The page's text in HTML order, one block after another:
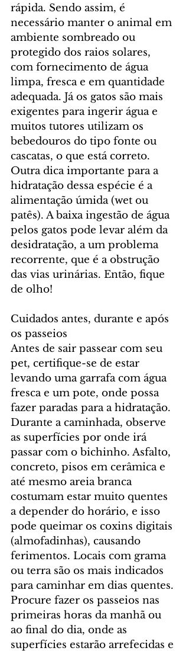
rápida. Sendo assim, é
necessário manter o animal em
ambiente sombreado ou
protegido dos raios solares,
com fornecimento de água
limpa, fresca e em quantidade
adequada. Já os gatos são mais
exigentes para ingerir água e
muitos tutores utilizam os
bebedouros do tipo fonte ou
cascatas, o que está correto.
Outra dica importante para a
hidratação dessa espécie é a
alimentação úmida (wet ou
patês). A baixa ingestão de água
pelos gatos pode levar além da
desidratação, a um problema
recorrente, que é a obstrução
das vias urinárias. Então, fique
de olho!
Cuidados antes, durante e após
os passeios
Antes de sair passear com seu
pet, certifique-se de estar
levando uma garrafa com água
fresca e um pote, onde possa
fazer paradas para a hidratação.
Durante a caminhada, observe
as superfícies por onde irá
passar com o bichinho. Asfalto,
concreto, pisos em cerâmica e
até mesmo areia branca
costumam estar muito quentes
a depender do horário, e isso
pode queimar os coxins digitais
(almofadinhas), causando
ferimentos. Locais com grama
ou terra são os mais indicados
para caminhar em dias quentes.
Procure fazer os passeios nas
primeiras horas da manhã ou
ao final do dia, onde as
superfícies estarão arrefecidas e